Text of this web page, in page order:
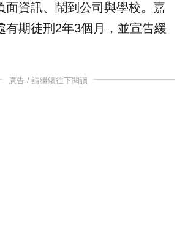
面資訊、鬧到公司與學校。嘉
有期徒刑2年3個月，並宣告緩
廣告 / 請繼續往下閱讀